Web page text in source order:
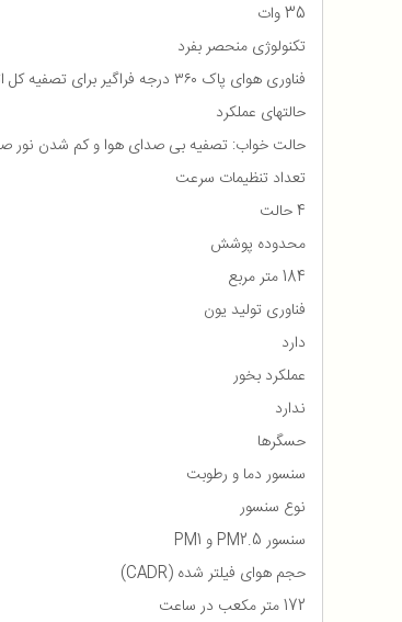
35 وات
تکنولوژی منحصر بفرد
فناوری هوای پاک ۳۶۰ درجه فراگیر برای تصفیه کل اتاق
حالتهای عملکرد
حالت خواب: تصفیه بی صدای هوا و کم شدن نور
تعداد تنظیمات سرعت
4 حالت
محدوده پوشش
184 متر مربع
فناوری تولید یون
دارد
عملکرد بخور
ندارد
حسگرها
سنسور دما و رطوبت
نوع سنسور
سنسور PM2.5 و PM1
حجم هوای فیلتر شده (CADR)
172 متر مکعب در ساعت